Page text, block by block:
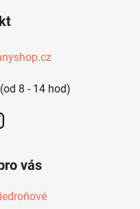
8 - 14 hod)
vás